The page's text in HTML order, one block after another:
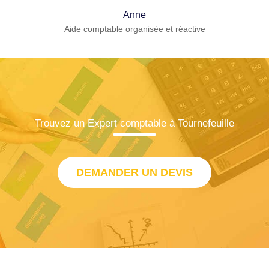
Anne
Aide comptable organisée et réactive
Trouvez un Expert comptable à Tournefeuille
DEMANDER UN DEVIS